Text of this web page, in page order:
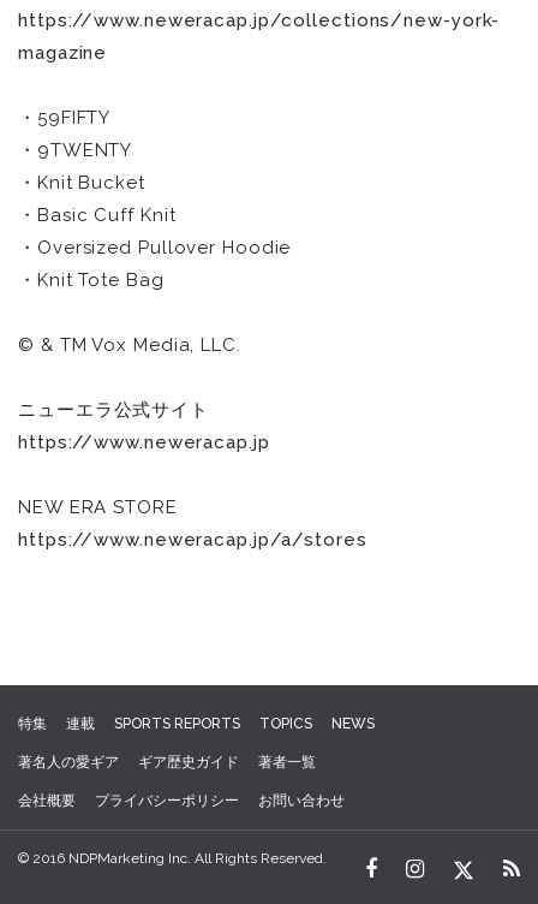
https://www.neweracap.jp/collections/new-york-
magazine
・59FIFTY
・9TWENTY
・Knit Bucket
・Basic Cuff Knit
・Oversized Pullover Hoodie
・Knit Tote Bag
© & TM Vox Media, LLC.
ニューエラ公式サイト
https://www.neweracap.jp
NEW ERA STORE
https://www.neweracap.jp/a/stores
特集 連載 SPORTS REPORTS TOPICS NEWS
著名人の愛ギア ギア歴史ガイド 著者一覧
会社概要 プライバシーポリシー お問い合わせ
© 2016 NDPMarketing Inc. All Rights Reserved.